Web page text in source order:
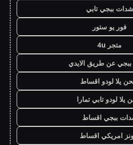
شدات ببجي تابي
فور يو ستور
متجر 4u
عن طريق الايدي
يلا لودو اقساط
لودو تابي تمارا
ببجي اقساط
امريكي اقساط